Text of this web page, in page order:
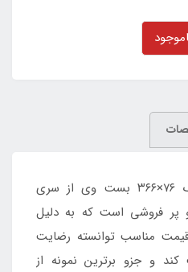
گرد بزرگ ۷۶×۳۶۶ بست وی از سری
پر فروشی است که به دلیل
مناسب توانسته رضایت
و جزو برترین نمونه از